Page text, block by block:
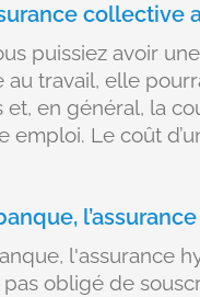
collective
puissiez avoir
au travail, elle
et, en général, la
emploi. Le coût
l'assurance
pas obligé de